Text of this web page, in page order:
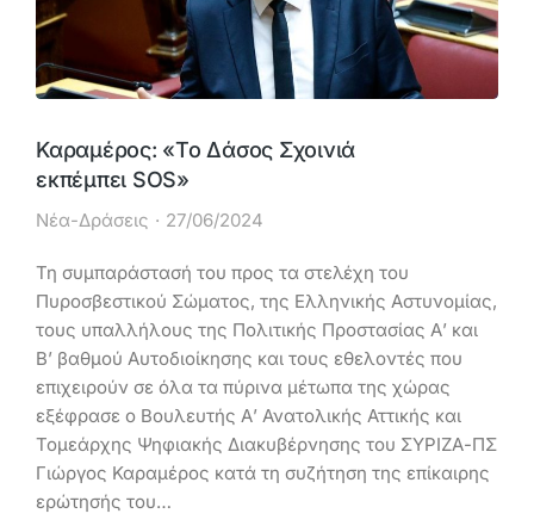
Καραμέρος: «Το Δάσος Σχοινιά
εκπέμπει SOS»
Νέα-Δράσεις 27/06/2024
Τη συμπαράστασή του προς τα στελέχη του
Πυροσβεστικού Σώματος, της Ελληνικής Αστυνομίας,
τους υπαλλήλους της Πολιτικής Προστασίας Α’ και
Β’ βαθμού Αυτοδιοίκησης και τους εθελοντές που
επιχειρούν σε όλα τα πύρινα μέτωπα της χώρας
εξέφρασε ο Βουλευτής Α’ Ανατολικής Αττικής και
Τομεάρχης Ψηφιακής Διακυβέρνησης του ΣΥΡΙΖΑ-ΠΣ
Γιώργος Καραμέρος κατά τη συζήτηση της επίκαιρης
ερώτησής του…